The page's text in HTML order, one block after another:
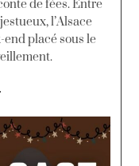
de fées. Entre
l’Alsace
end placé sous le